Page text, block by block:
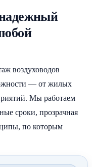
воздуховодов
— от жилых
Мы работаем
сроки, прозрачная
по которым